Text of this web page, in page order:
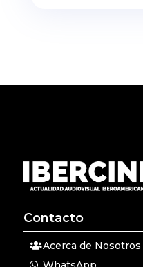
Contacto
Acerca de Nosotros